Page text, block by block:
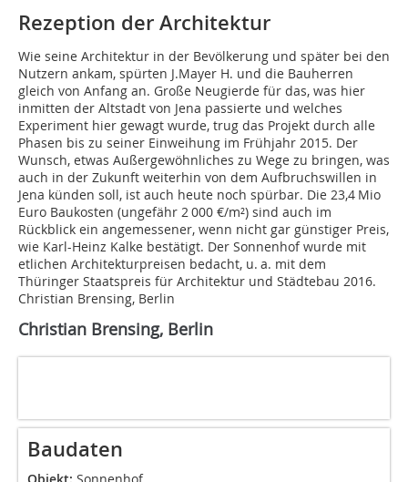
Rezeption der Architektur
Wie seine Architektur in der Bevölkerung und später bei den
Nutzern ankam, spürten J.Mayer H. und die Bauherren
gleich von Anfang an. Große Neugierde für das, was hier
inmitten der Altstadt von Jena passierte und welches
Experiment hier gewagt wurde, trug das Projekt durch alle
Phasen bis zu seiner Einweihung im Frühjahr 2015. Der
Wunsch, etwas Außergewöhnliches zu Wege zu bringen, was
auch in der Zukunft weiterhin von dem Aufbruchswillen in
Jena künden soll, ist auch heute noch spürbar. Die 23,4 Mio
Euro Baukosten (ungefähr 2 000 €/m²) sind auch im
Rückblick ein angemessener, wenn nicht gar günstiger Preis,
wie Karl-Heinz Kalke bestätigt. Der Sonnenhof wurde mit
etlichen Architekturpreisen bedacht, u. a. mit dem
Thüringer Staatspreis für Architektur und Städtebau 2016.
Christian Brensing, Berlin
Christian Brensing, Berlin
Baudaten